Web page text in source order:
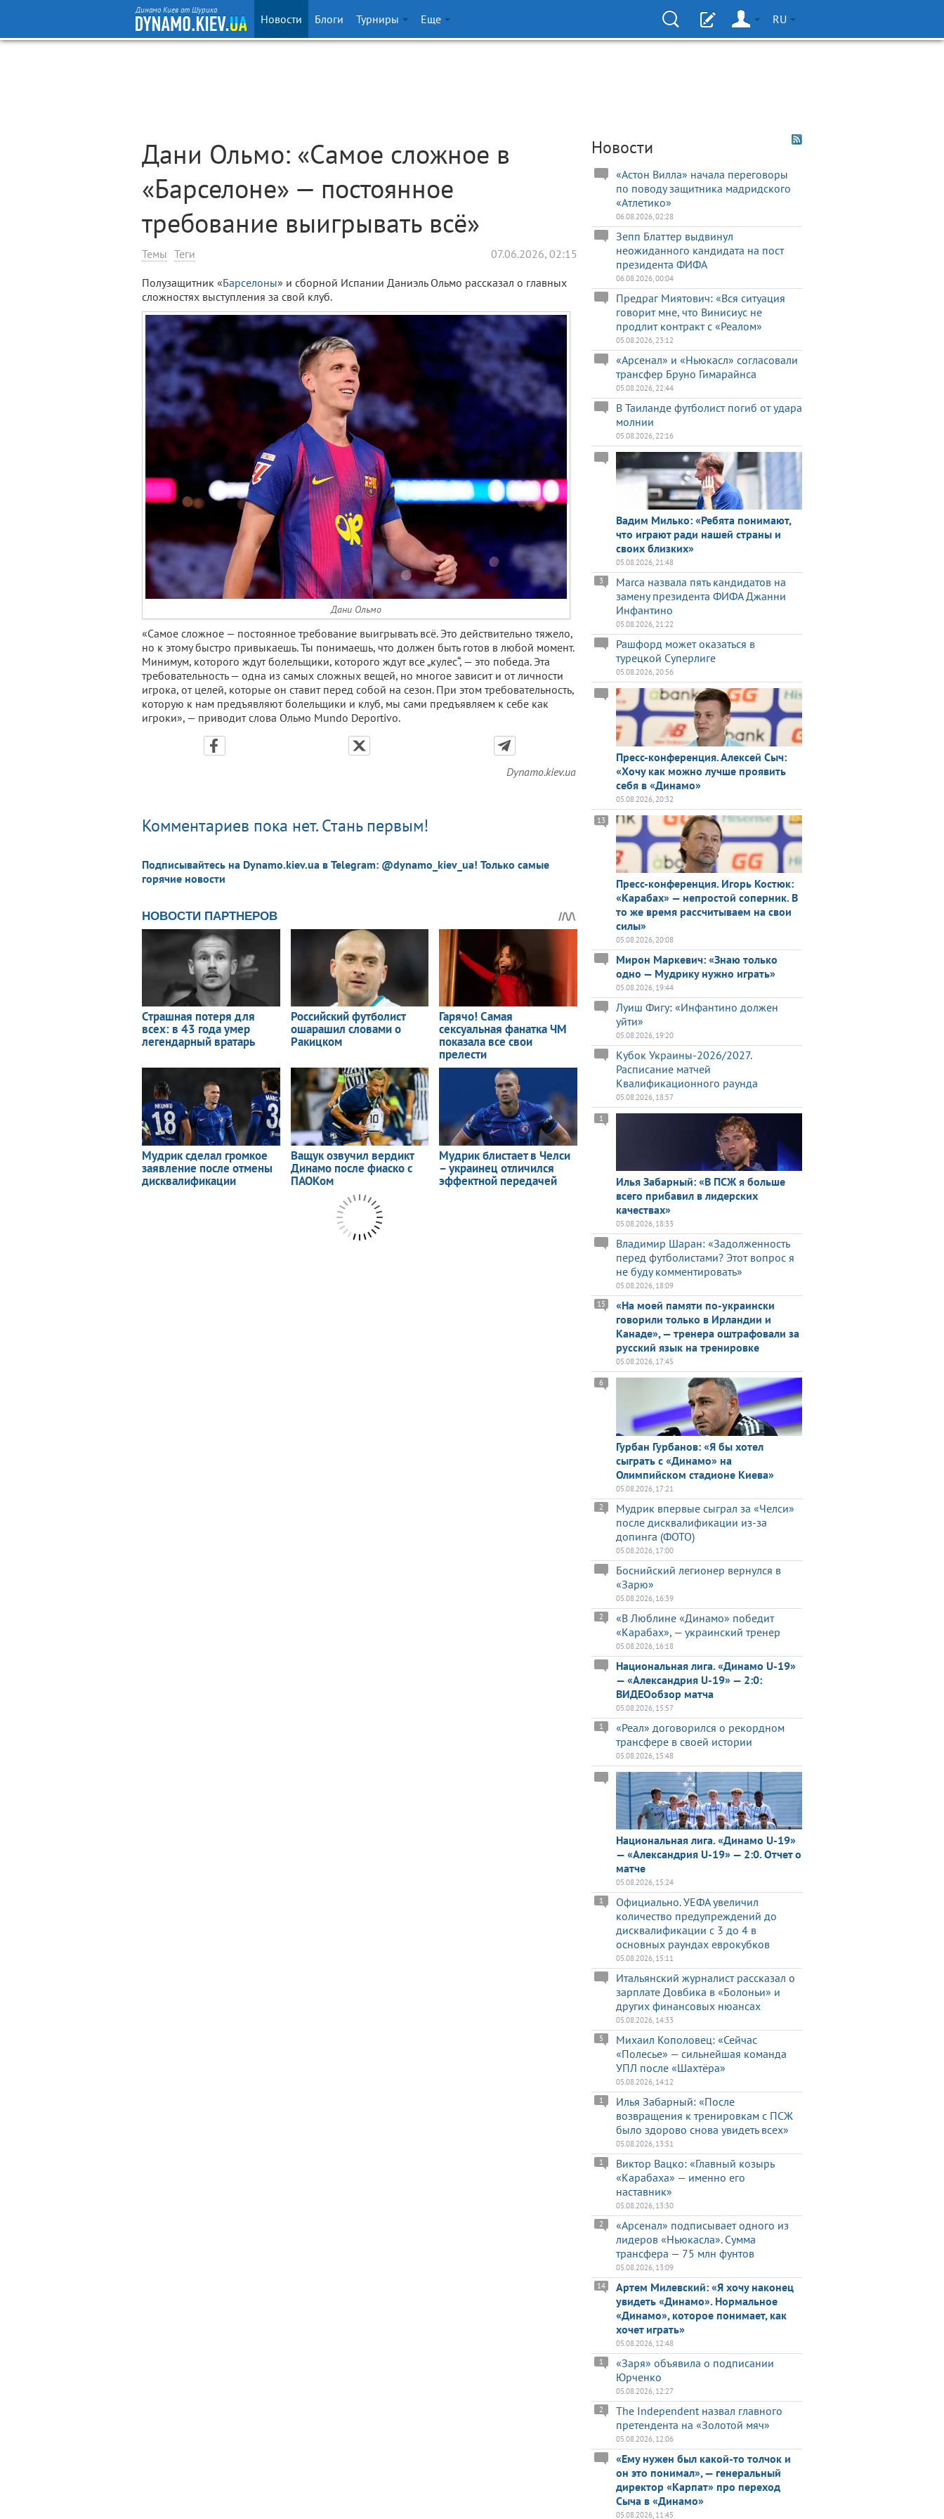
Динамо Киев от Шурика
Новости Блоги Турниры Еще RU
Дани Ольмо: «Самое сложное в
«Барселоне» — постоянное
требование выигрывать всё»
Темы Теги 07.06.2026, 02:15
Полузащитник «Барселоны» и сборной Испании Даниэль Ольмо рассказал о главных
сложностях выступления за свой клуб.
Дани Ольмо
«Самое сложное — постоянное требование выигрывать всё. Это действительно тяжело,
но к этому быстро привыкаешь. Ты понимаешь, что должен быть готов в любой момент.
Минимум, которого ждут болельщики, которого ждут все „кулес“, — это победа. Эта
требовательность — одна из самых сложных вещей, но многое зависит и от личности
игрока, от целей, которые он ставит перед собой на сезон. При этом требовательность,
которую к нам предъявляют болельщики и клуб, мы сами предъявляем к себе как
игроки», — приводит слова Ольмо Mundo Deportivo.
Dynamo.kiev.ua
Комментариев пока нет. Стань первым!
Подписывайтесь на Dynamo.kiev.ua в Telegram: @dynamo_kiev_ua! Только самые
горячие новости
Новости
«Астон Вилла» начала переговоры
по поводу защитника мадридского
«Атлетико»
06.08.2026, 02:28
Зепп Блаттер выдвинул
неожиданного кандидата на пост
президента ФИФА
06.08.2026, 00:04
Предраг Миятович: «Вся ситуация
говорит мне, что Винисиус не
продлит контракт с «Реалом»
05.08.2026, 23:12
«Арсенал» и «Ньюкасл» согласовали
трансфер Бруно Гимарайнса
05.08.2026, 22:44
В Таиланде футболист погиб от удара
молнии
05.08.2026, 22:16
Вадим Милько: «Ребята понимают,
что играют ради нашей страны и
своих близких»
05.08.2026, 21:48
Marca назвала пять кандидатов на
замену президента ФИФА Джанни
Инфантино
3
05.08.2026, 21:22
Рашфорд может оказаться в
турецкой Суперлиге
05.08.2026, 20:56
Пресс-конференция. Алексей Сыч:
«Хочу как можно лучше проявить
себя в «Динамо»
05.08.2026, 20:32
Пресс-конференция. Игорь Костюк:
«Карабах» — непростой соперник. В
то же время рассчитываем на свои
силы»
13
05.08.2026, 20:08
Мирон Маркевич: «Знаю только
одно — Мудрику нужно играть»
05.08.2026, 19:44
Луиш Фигу: «Инфантино должен
уйти»
05.08.2026, 19:20
Кубок Украины-2026/2027.
Расписание матчей
Квалификационного раунда
05.08.2026, 18:57
Илья Забарный: «В ПСЖ я больше
всего прибавил в лидерских
качествах»
1
05.08.2026, 18:33
Владимир Шаран: «Задолженность
перед футболистами? Этот вопрос я
не буду комментировать»
05.08.2026, 18:09
«На моей памяти по-украински
говорили только в Ирландии и
Канаде», — тренера оштрафовали за
русский язык на тренировке
15
05.08.2026, 17:45
Гурбан Гурбанов: «Я бы хотел
сыграть с «Динамо» на
Олимпийском стадионе Киева»
6
05.08.2026, 17:21
Мудрик впервые сыграл за «Челси»
после дисквалификации из-за
допинга (ФОТО)
2
05.08.2026, 17:00
Боснийский легионер вернулся в
«Зарю»
05.08.2026, 16:39
«В Люблине «Динамо» победит
«Карабах», — украинский тренер
2
05.08.2026, 16:18
Национальная лига. «Динамо U-19»
— «Александрия U-19» — 2:0:
ВИДЕОобзор матча
05.08.2026, 15:57
«Реал» договорился о рекордном
трансфере в своей истории
1
05.08.2026, 15:48
Национальная лига. «Динамо U-19»
— «Александрия U-19» — 2:0. Отчет о
матче
05.08.2026, 15:24
Официально. УЕФА увеличил
количество предупреждений до
дисквалификации с 3 до 4 в
основных раундах еврокубков
1
05.08.2026, 15:11
Итальянский журналист рассказал о
зарплате Довбика в «Болоньи» и
других финансовых нюансах
05.08.2026, 14:33
Михаил Кополовец: «Сейчас
«Полесье» — сильнейшая команда
УПЛ после «Шахтёра»
5
05.08.2026, 14:12
Илья Забарный: «После
возвращения к тренировкам с ПСЖ
было здорово снова увидеть всех»
1
05.08.2026, 13:51
Виктор Вацко: «Главный козырь
«Карабаха» — именно его
наставник»
1
05.08.2026, 13:30
«Арсенал» подписывает одного из
лидеров «Ньюкасла». Сумма
трансфера — 75 млн фунтов
2
05.08.2026, 13:09
Артем Милевский: «Я хочу наконец
увидеть «Динамо». Нормальное
«Динамо», которое понимает, как
хочет играть»
14
05.08.2026, 12:48
«Заря» объявила о подписании
Юрченко
1
05.08.2026, 12:27
The Independent назвал главного
претендента на «Золотой мяч»
2
05.08.2026, 12:06
«Ему нужен был какой-то толчок и
он это понимал», — генеральный
директор «Карпат» про переход
Сыча в «Динамо»
05.08.2026, 11:45